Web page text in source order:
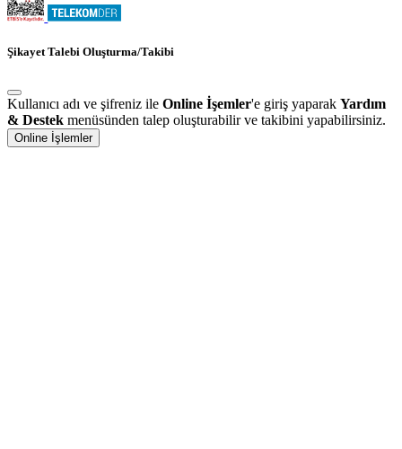
Şikayet Talebi Oluşturma/Takibi
Kullanıcı adı ve şifreniz ile Online İşemler'e giriş yaparak Yardım
& Destek menüsünden talep oluşturabilir ve takibini yapabilirsiniz.
Online İşlemler